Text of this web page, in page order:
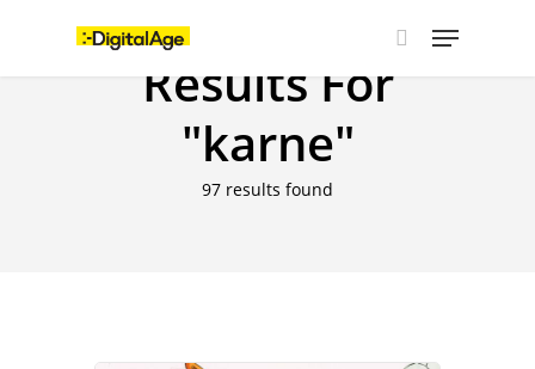
Menu
Results For
"karne"
97 results found